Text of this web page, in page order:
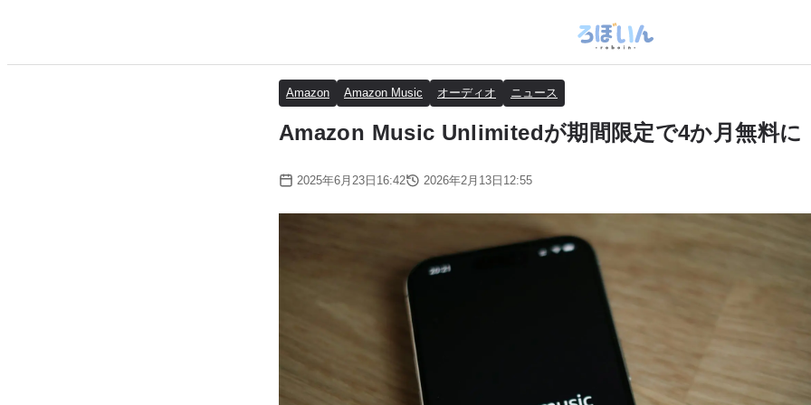
Amazon Amazon Music オーディオ ニュース
Amazon Music Unlimitedが期間限定で4か月無料に
2025年6月23日16:42 2026年2月13日12:55